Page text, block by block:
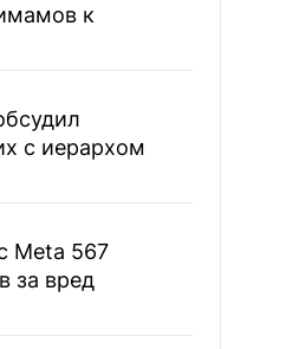
к
с иерархом
Meta 567
за вред